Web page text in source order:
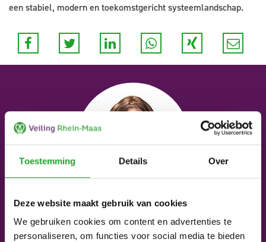
Toestemming Details Over
Deze website maakt gebruik van cookies
We gebruiken cookies om content en advertenties te
personaliseren, om functies voor social media te bieden
een stabiel, modern en toekomstgericht systeemlandschap.
Christina Simon
Hoofd veiling